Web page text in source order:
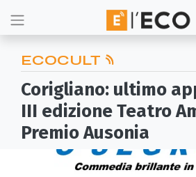
ECOCULT
Corigliano: ultimo
III edizione Teatro
Premio Ausonia